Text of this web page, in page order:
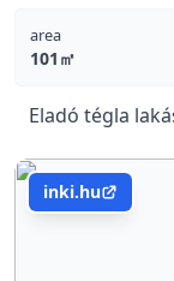
area
101㎡
Eladó tégla
inki.hu